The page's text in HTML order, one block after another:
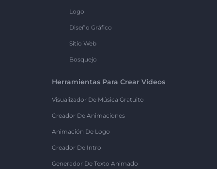
Logo
Diseño Gráfico
Sitio Web
Bosquejo
Herramientas Para Crear Videos
Visualizador De Música Gratuito
Creador De Animaciones
Animación De Logo
Creador De Intro
Generador De Texto Animado